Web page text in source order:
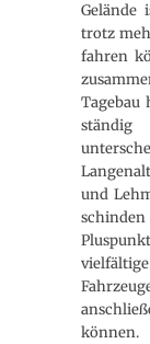
Gelände
trotz
fahren
Tagebau
und
können.